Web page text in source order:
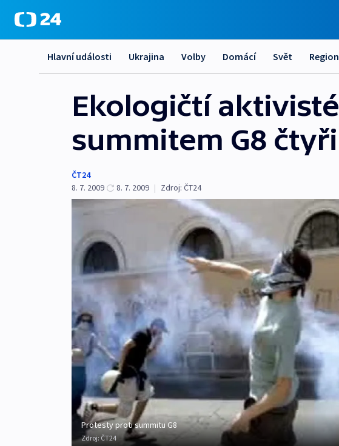
Hlavní události Ukrajina Volby Domácí Svět
Ekologičtí
summitem G8
ČT24
8. 7. 2009
8. 7. 2009 | Zdroj: ČT24
Protesty proti summitu G8
Zdroj:ČT24